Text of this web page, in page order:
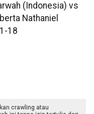
(Indonesia) vs
Nathaniel
18
crawling atau